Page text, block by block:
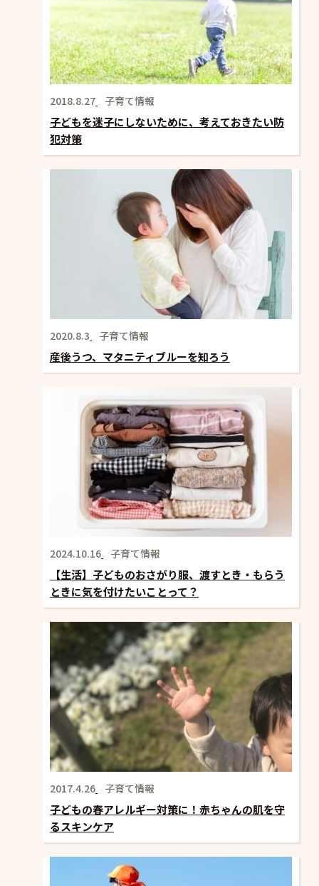
2018.8.27 子育て情報
子どもを迷子にしないために、考えておきたい防
犯対策
2020.8.3 子育て情報
産後うつ、マタニティブルーを知ろう
2024.10.16 子育て情報
【生活】子どものおさがり服、渡すとき・もらう
ときに気を付けたいことって？
2017.4.26 子育て情報
子どもの春アレルギー対策に！赤ちゃんの肌を守
るスキンケア